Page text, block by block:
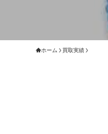
ホーム 買取実績